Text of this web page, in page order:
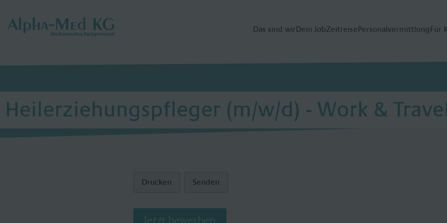
Das sind wirDein JobZeitreisePersonalvermittlung Für
Heilerziehungspfleger (m/w/d) - Work &
Drucken Senden